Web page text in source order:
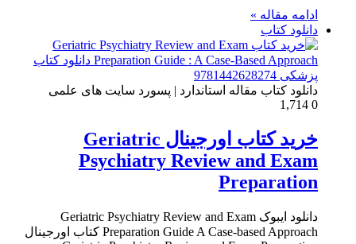
ادامه مقاله »
دانلود کتاب
دانلود کتاب مقاله استاندارد | پسورد سایت های علمی
0
خرید کتاب اورجینال Geriatric
Psychiatry Review and Exam
Preparation
دانلود ایبوک Geriatric Psychiatry Review and Exam
Preparation Guide A Case-based Approach کتاب اورجینال